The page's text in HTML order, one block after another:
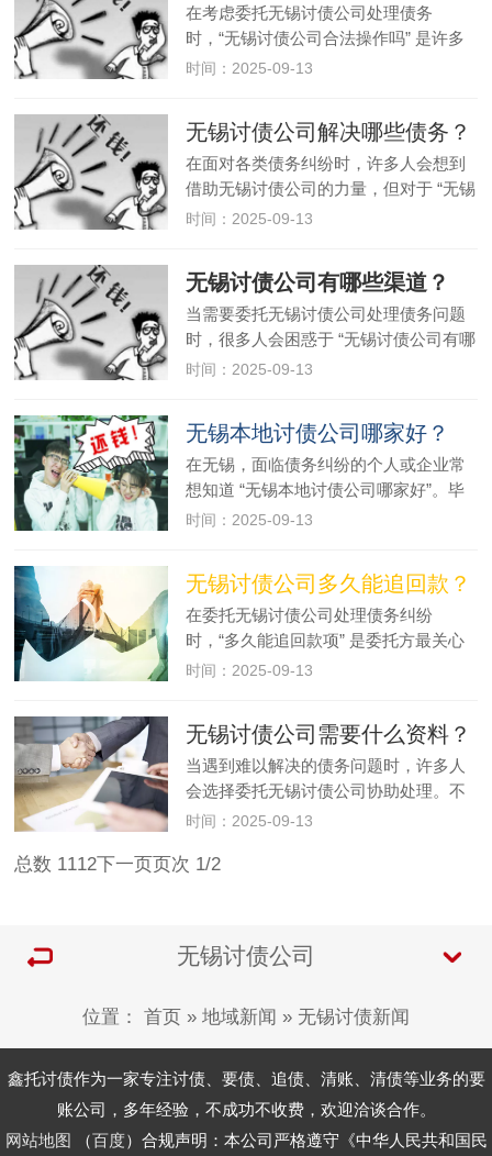
在考虑委托无锡讨债公司处理债务
时，“无锡讨债公司合法操作吗” 是许多
人心中的核心疑问。事实上，无锡讨债
公司会严格遵守法律法规，通过合法…
时间：2025-09-13
无锡讨债公司解决哪些债务？
在面对各类债务纠纷时，许多人会想到
借助无锡讨债公司的力量，但对于 “无锡
讨债公司解决哪些债务” 往往存在疑问。
多种场景，只要债务关系合法…
时间：2025-09-13
无锡讨债公司有哪些渠道？
当需要委托无锡讨债公司处理债务问题
时，很多人会困惑于 “无锡讨债公司有哪
些渠道”。其实，寻找正规的无锡讨债公
的机构。搜索引擎查询是目前…
时间：2025-09-13
无锡本地讨债公司哪家好？
在无锡，面临债务纠纷的个人或企业常
想知道 “无锡本地讨债公司哪家好”。毕
竟，靠谱的无锡讨债公司能高效解决问
从多个维度综合评估，避免踩坑。…
时间：2025-09-13
无锡讨债公司多久能追回款？
在委托无锡讨债公司处理债务纠纷
时，“多久能追回款项” 是委托方最关心
的问题之一。然而，无锡讨债公司的回
等。了解这些关键因素，能帮助委托…
时间：2025-09-13
无锡讨债公司需要什么资料？
当遇到难以解决的债务问题时，许多人
会选择委托无锡讨债公司协助处理。不
过，在正式合作前，无锡讨债公司通常
收过程合法合规、有据可依。不同类型
时间：2025-09-13
总数 1112下一页页次 1/2
无锡讨债公司
位置： 首页 » 地域新闻 » 无锡讨债新闻
鑫托讨债作为一家专注讨债、要债、追债、清账、清债等业务的要
账公司，多年经验，不成功不收费，欢迎洽谈合作。
网站地图 （百度）合规声明：本公司严格遵守《中华人民共和国民